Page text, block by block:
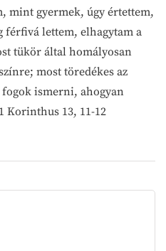
mint gyermek, úgy értettem,
lettem, elhagytam a
tükör által homályosan
most töredékes az
ismerni, ahogyan
Korinthus 13, 11-12